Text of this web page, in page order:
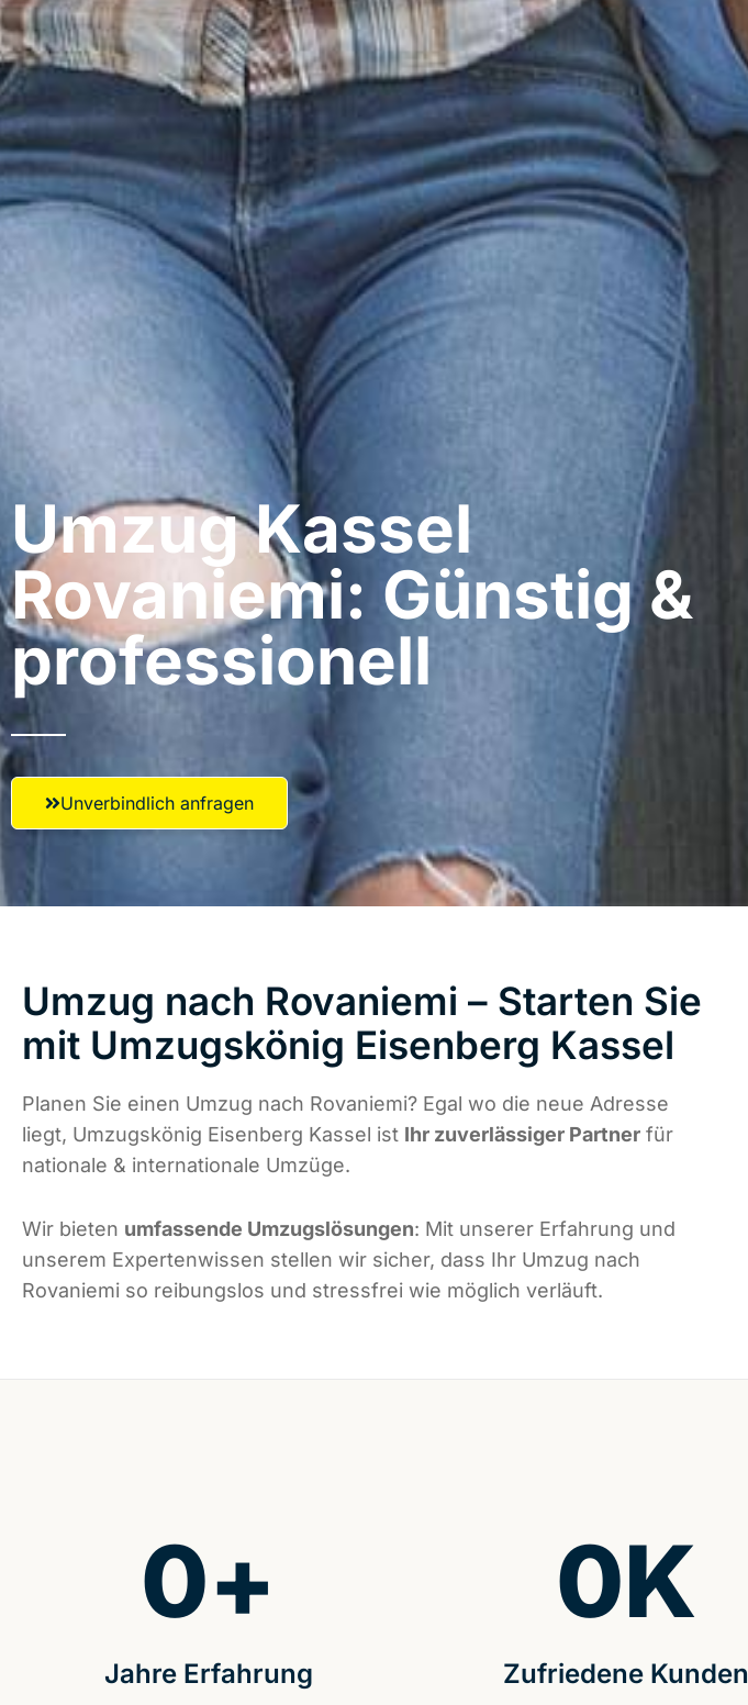
Umzug Kassel​
Rovaniemi: Günstig &
professionell​
Unverbindlich anfragen
Umzug nach Rovaniemi – Starten Sie
mit Umzugskönig Eisenberg Kassel
Planen Sie einen Umzug nach Rovaniemi? Egal wo die neue Adresse
liegt, Umzugskönig Eisenberg Kassel ist Ihr zuverlässiger Partner für
nationale & internationale Umzüge.
Wir bieten umfassende Umzugslösungen: Mit unserer Erfahrung und
unserem Expertenwissen stellen wir sicher, dass Ihr Umzug nach
Rovaniemi so reibungslos und stressfrei wie möglich verläuft.
Jahre Erfahrung
0+
Zufriedene Kunden
0K